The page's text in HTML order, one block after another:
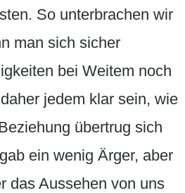
So unterbrachen wir
man sich sicher
bei Weitem noch
jedem klar sein, wie
übertrug sich
ein wenig Ärger, aber
das Aussehen von uns